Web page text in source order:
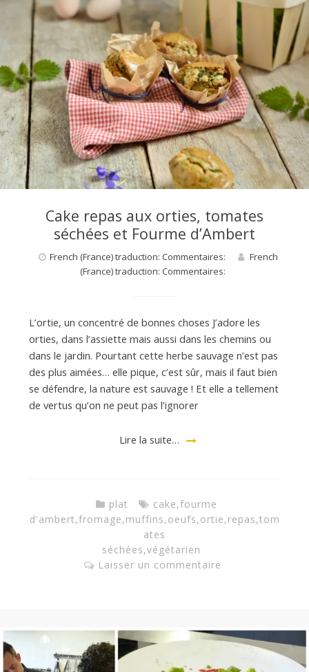
Cake repas aux orties, tomates
séchées et Fourme d’Ambert
French (France) traduction: Commentaires:
French
(France) traduction: Commentaires:
L’ortie, un concentré de bonnes choses J’adore les
orties, dans l’assiette mais aussi dans les chemins ou
dans le jardin. Pourtant cette herbe sauvage n’est pas
des plus aimées… elle pique, c’est sûr, mais il faut bien
se défendre, la nature est sauvage ! Et elle a tellement
de vertus qu’on ne peut pas l’ignorer
Lire la suite…
plat cake,fourme
d'ambert,fromage,muffins,oeufs,ortie,repas,tom
ates
séchées,végétarien
Laisser un commentaire